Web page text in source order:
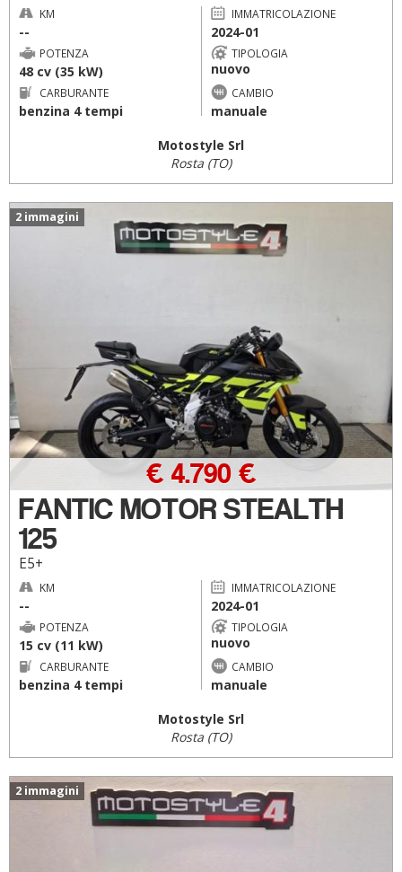
KM
--
IMMATRICOLAZIONE
2024-01
POTENZA
48 cv (35 kW)
TIPOLOGIA
nuovo
CARBURANTE
benzina 4 tempi
CAMBIO
manuale
Motostyle Srl
Rosta (TO)
2 immagini
FANTIC MOTOR STEALTH
125
E5+
€ 4.790 €
KM
--
IMMATRICOLAZIONE
2024-01
POTENZA
15 cv (11 kW)
TIPOLOGIA
nuovo
CARBURANTE
benzina 4 tempi
CAMBIO
manuale
Motostyle Srl
Rosta (TO)
2 immagini